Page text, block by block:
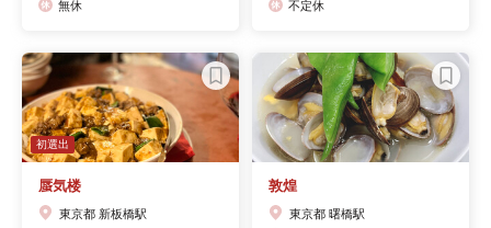
無休
不定休
初選出
蜃気楼
東京都 新板橋駅
敦煌
東京都 曙橋駅